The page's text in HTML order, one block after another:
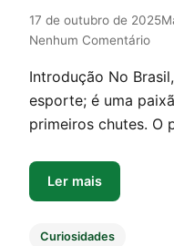
17 de outubro de 2025
Nenhum Comentário
Introdução No
esporte; é uma
primeiros chutes. O
Ler mais
Curiosidades